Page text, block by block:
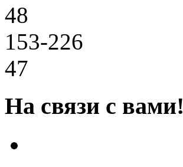
48
153-226
47
На связи с вами!